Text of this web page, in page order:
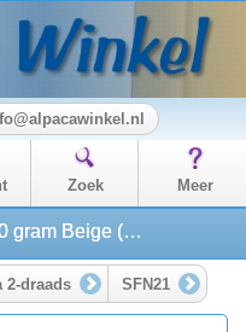
Zoek Meer
100% Baby Alpaca 500 gram Beige (natuurlijk) 2/16Nm
2-draads SFN21